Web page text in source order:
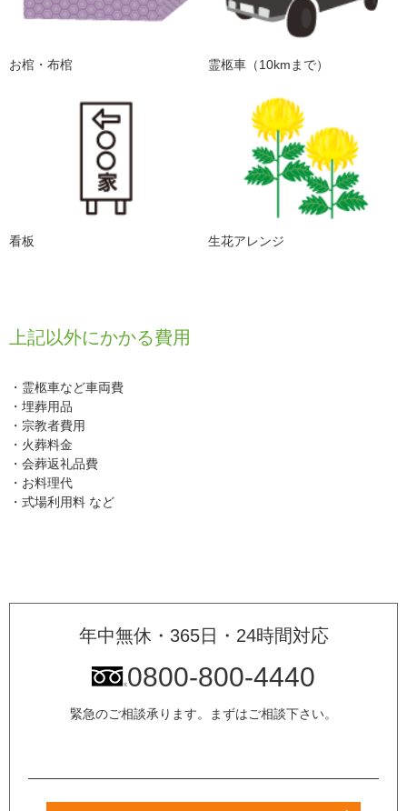
お棺・布棺 霊柩車（10kmまで）
看板 生花アレンジ
上記以外にかかる費用
・霊柩車など車両費
・埋葬用品
・宗教者費用
・火葬料金
・会葬返礼品費
・お料理代
・式場利用料 など
年中無休・365日・24時間対応
0800-800-4440
緊急のご相談承ります。まずはご相談下さい。